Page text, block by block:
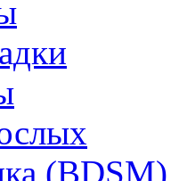
(BDSM)